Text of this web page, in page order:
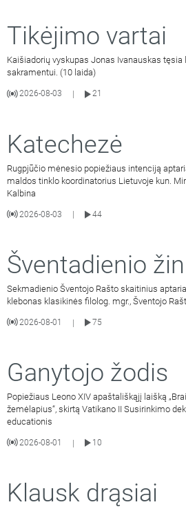
Tikėjimo vartai
Kaišiadorių vyskupas Jonas Ivanauskas
sakramentui. (10 laida)
2026-08-03
21
Katechezė
Rugpjūčio mėnesio popiežiaus intenciją
maldos tinklo koordinatorius Lietuvoje kun.
Kalbina
2026-08-03
44
Šventadienio
Sekmadienio Šventojo Rašto skaitinius
klebonas klasikinės filolog. mgr., Šventojo
2026-08-01 |
75
Ganytojo žodis
Popiežiaus Leono XIV apaštališkąjį laišką
žemėlapius“, skirtą Vatikano II Susirinkimo
educationis
2026-08-01 |
10
Klausk drąsiai